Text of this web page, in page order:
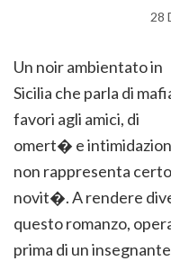
28
Un noir ambientato in
Sicilia che parla di
favori agli amici, di
omert� e
non rappresenta
novit�. A rendere
questo romanzo,
prima di un insegnante